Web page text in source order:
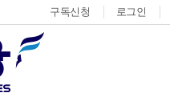
구독신청 로그인